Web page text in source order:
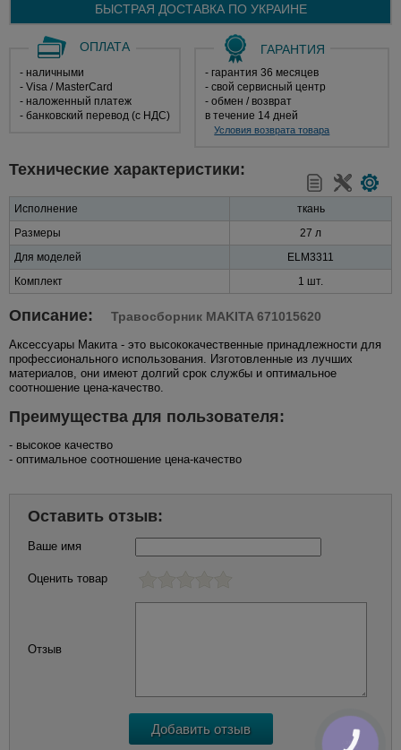
БЫСТРАЯ ДОСТАВКА ПО УКРАИНЕ
ОПЛАТА
- наличными
- Visa / MasterCard
- наложенный платеж
- банковский перевод (с НДС)
ГАРАНТИЯ
- гарантия 36 месяцев
- свой сервисный центр
- обмен / возврат
в течение 14 дней
Условия возврата товара
Технические характеристики:
Исполнение
ткань
Размеры
27 л
Для моделей
ELM3311
Комплект
1 шт.
Описание: Травосборник MAKITA 671015620
Аксессуары Макита - это высококачественные принадлежности для
профессионального использования. Изготовленные из лучших
материалов, они имеют долгий срок службы и оптимальное
соотношение цена-качество.
Преимущества для пользователя:
- высокое качество
- оптимальное соотношение цена-качество
Оставить отзыв:
Ваше имя
Оценить товар
Отзыв
КНОПКА
ЗВ'ЯЗКУ